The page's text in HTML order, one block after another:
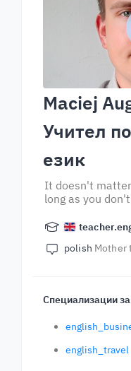
Maciej
Учител
език
It doesn't
long as you
polish Mother
Специализации
english_travel